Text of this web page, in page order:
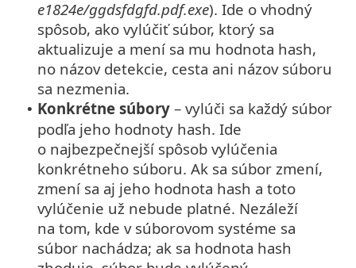
e1824e/ggdsfdgfd.pdf.exe). Ide o vhodný
spôsob, ako vylúčiť súbor, ktorý sa
aktualizuje a mení sa mu hodnota hash,
no názov detekcie, cesta ani názov súboru
sa nezmenia.
• Konkrétne súbory – vylúči sa každý súbor
podľa jeho hodnoty hash. Ide
o najbezpečnejší spôsob vylúčenia
konkrétneho súboru. Ak sa súbor zmení,
zmení sa aj jeho hodnota hash a toto
vylúčenie už nebude platné. Nezáleží
na tom, kde v súborovom systéme sa
súbor nachádza; ak sa hodnota hash